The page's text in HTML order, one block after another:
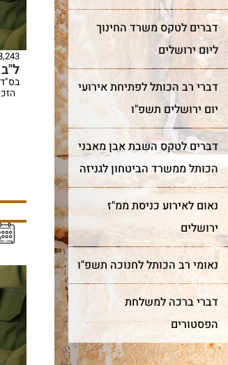
דברים לטקס משרד החינוך
ליום ירושלים
דברי רב הכותל לפתיחת אירועי
יום ירושלים תשפ"ו
דברים לטקס השבת אבן מאבני
הכותל ממשרד הביטחון לגניזה
נאום לאירוע כניסת ממ"ז
ירושלים
נאומי רב הכותל לחנוכה תשפ"ו
דברי ברכה למשלחת
הפסטורים
183,243